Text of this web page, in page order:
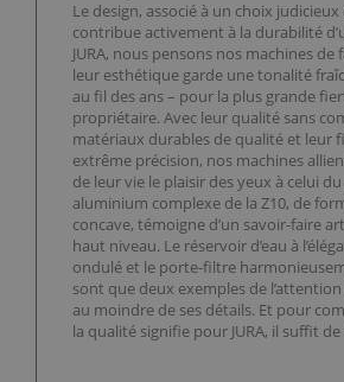
Le design, associé à un choix
contribue activement à la durabilité
JURA, nous pensons nos machines de
leur esthétique garde une tonalité
au fil des ans – pour la plus grande
propriétaire. Avec leur qualité sans
matériaux durables de qualité et leur
extrême précision, nos machines
de leur vie le plaisir des yeux à celui
aluminium complexe de la Z10, de
concave, témoigne d’un savoir-faire
haut niveau. Le réservoir d’eau à
ondulé et le porte-filtre
sont que deux exemples de
au moindre de ses détails. Et pour
la qualité signifie pour JURA, il suffit